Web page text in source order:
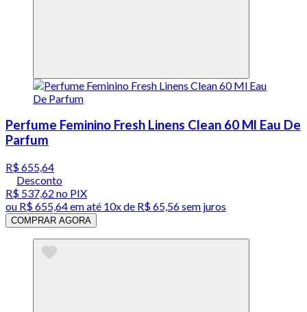
Perfume Feminino Fresh Linens Clean 60 Ml Eau De
Parfum
R$ 655,64
Desconto
R$ 537,62 no PIX
ou R$ 655,64em até 10x de R$ 65,56 sem juros
COMPRAR AGORA